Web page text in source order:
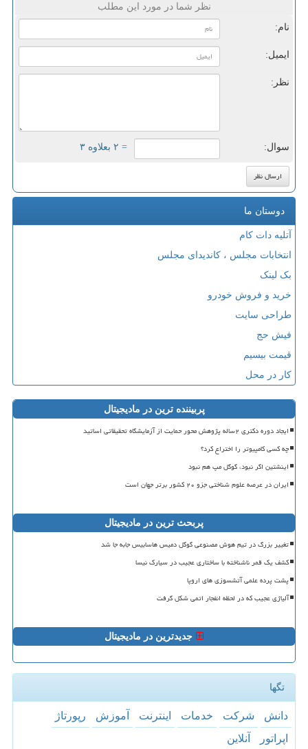
نظر شما در مورد این مطلب
نام:
ایمیل:
نظر:
سوال: = ۲ بعلاوه ۳
دوستان ما
آتلیه دات کام
انتخابات مجلس ، کاندیدای مجلس
بک لینک
خرید و فروش خودرو
طراحی سایت
فیش حج
قیمت بیسیم
کار در محل
پربیننده ترین در مادیجیتال
ایجاد دوره دکتری ۲ساله پژوهش محور حمایت از آزمایشگاه تحقیقاتی اساتید
چه کسی کامپیوتر را اختراع کرد؟
اینشتین اگر نبود، گوگل مپ هم نبود
ایران در عرصه علوم شناختی جزو ۲۰ کشور برتر جهان است
پربحث ترین در مادیجیتال
تغییر بزرگ در تیم هوش مصنوعی گوگل دمیس هاسابیس جابه جا شد
کشف یک قمر ناشناخته با ساختاری عجیب در سیارک نیسا
پشت پرده علمی آتشسوزی های اروپا
آلیاژی عجیب که در لحظه انفجار اتمی شکل گرفت
جدیدترین در مادیجیتال
تگها
دانش شركت خدمات اینترنت آموزش
رپورتاژ
اپراتور
آنلاین